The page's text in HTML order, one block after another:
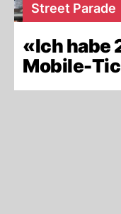
Street Parade
«Ich habe
Mobile-